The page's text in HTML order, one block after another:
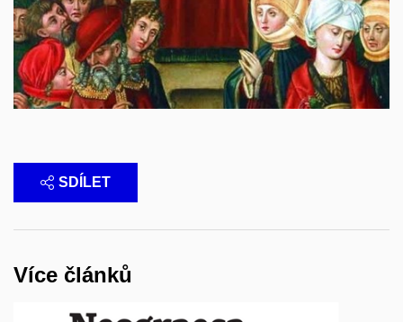
SDÍLET
Více článků